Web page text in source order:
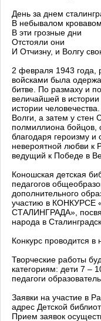
День за днем
В небывалом
В эти грозные дни
Отстояли они
И Отчизну, и Волгу
2 февраля 1943 года,
войсками была
битве. По размаху и
величайшей в
истории
Волги, а затем у стен
полмиллиона
благодаря героизму и
невероятной любви к
ведущий к Победе в
Коношская детская
педагогов
дополнительного
участию в
СТАЛИНГРАДА»,
народа в
Конкурс проводится в
Творческие работы
категориям: дети 7 –
педагоги
Заявки на участие в
адрес Детской
Прием заявок